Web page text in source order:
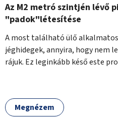
Az M2 metró szintjén lévő
"padok"létesítése
A most található ülő
jéghidegek, annyira, hogy nem
rájuk. Ez leginkább késő este
Megnézem